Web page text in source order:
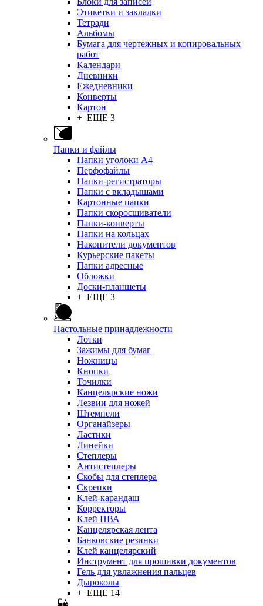
Этикетки и закладки
Тетради
Альбомы
Бумага для чертежных и копировальных
работ
Календари
Дневники
Ежедневники
Конверты
Картон
+ ЕЩЕ 3
Папки и файлы
Папки уголоки А4
Перфофайлы
Папки-регистраторы
Папки с вкладышами
Картонные папки
Папки скоросшиватели
Папки-конверты
Папки на кольцах
Накопители документов
Курьерские пакеты
Папки адресные
Обложки
Доски-планшеты
+ ЕЩЕ 3
Настольные принадлежности
Лотки
Зажимы для бумаг
Ножницы
Кнопки
Точилки
Канцелярские ножи
Лезвии для ножей
Штемпели
Органайзеры
Ластики
Линейки
Степлеры
Антистеплеры
Скобы для степлера
Скрепки
Клей-карандаш
Корректоры
Клей ПВА
Канцелярская лента
Банковские резинки
Клей канцелярский
Инструмент для прошивки документов
Гель для увлажнения пальцев
Дыроколы
+ ЕЩЕ 14